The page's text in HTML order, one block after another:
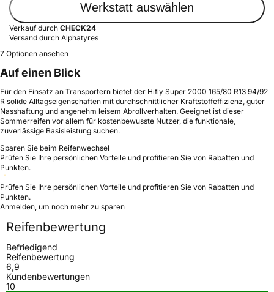
Werkstatt auswählen
Verkauf durch CHECK24
Versand durch Alphatyres
7 Optionen ansehen
Auf einen Blick
Für den Einsatz an Transportern bietet der Hifly Super 2000 165/80 R13 94/92
R solide Alltagseigenschaften mit durchschnittlicher Kraftstoffeffizienz, guter
Nasshaftung und angenehm leisem Abrollverhalten. Geeignet ist dieser
Sommerreifen vor allem für kostenbewusste Nutzer, die funktionale,
zuverlässige Basisleistung suchen.
Sparen Sie beim Reifenwechsel
Prüfen Sie Ihre persönlichen Vorteile und profitieren Sie von Rabatten und
Punkten.
Prüfen Sie Ihre persönlichen Vorteile und profitieren Sie von Rabatten und
Punkten.
Anmelden, um noch mehr zu sparen
Reifenbewertung
Befriedigend
Reifenbewertung
6,9
Kundenbewertungen
10